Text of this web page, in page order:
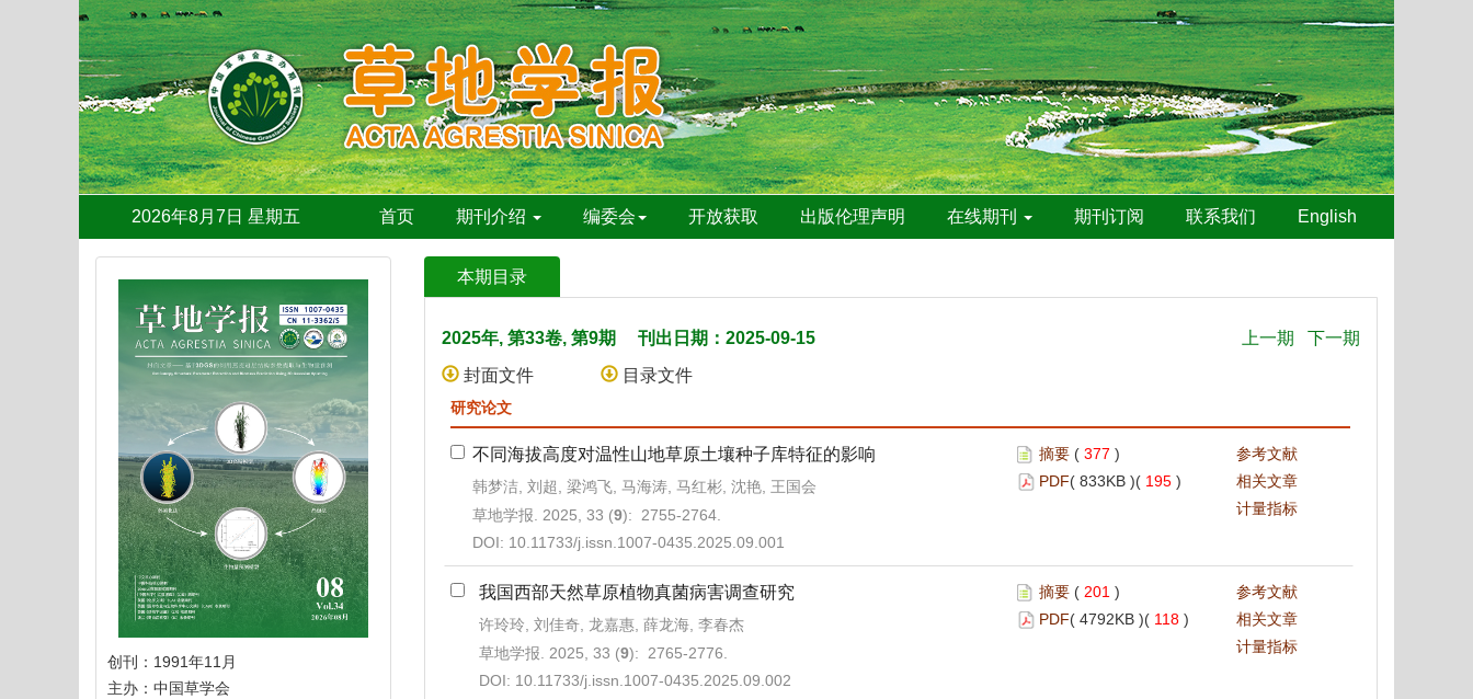
2026年8月7日 星期五 首页 期刊介绍 编委会 开放获取 出版伦理声明 在线期刊 期刊订阅 联系我们 English
本期目录
2025年, 第33卷, 第9期 刊出日期：2025-09-15 上一期
下一期
封面文件
目录文件
研究论文
不同海拔高度对温性山地草原土壤种子库特征的影响
韩梦洁, 刘超, 梁鸿飞, 马海涛, 马红彬, 沈艳, 王国会
草地学报. 2025, 33 (9): 2755-2764.
DOI: 10.11733/j.issn.1007-0435.2025.09.001
摘要 ( 377 )
PDF( 833KB )( 195 )
参考文献
相关文章
计量指标
我国西部天然草原植物真菌病害调查研究
许玲玲, 刘佳奇, 龙嘉惠, 薛龙海, 李春杰
草地学报. 2025, 33 (9): 2765-2776.
DOI: 10.11733/j.issn.1007-0435.2025.09.002
摘要 ( 201 )
PDF( 4792KB )( 118 )
参考文献
相关文章
计量指标
创刊：1991年11月
主办：中国草学会